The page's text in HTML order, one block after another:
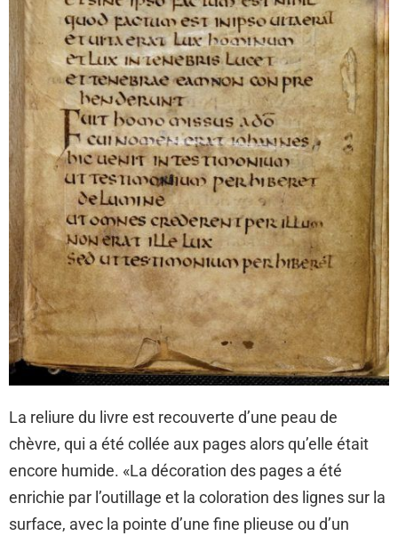
La reliure du livre est recouverte d’une peau de
chèvre, qui a été collée aux pages alors qu’elle était
encore humide. «La décoration des pages a été
enrichie par l’outillage et la coloration des lignes sur la
surface, avec la pointe d’une fine plieuse ou d’un